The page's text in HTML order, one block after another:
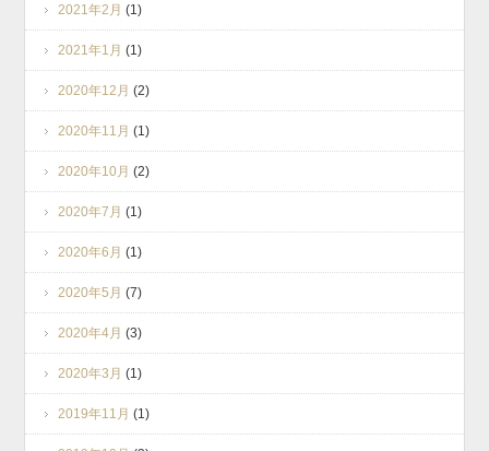
2021年2月 (1)
2021年1月 (1)
2020年12月 (2)
2020年11月 (1)
2020年10月 (2)
2020年7月 (1)
2020年6月 (1)
2020年5月 (7)
2020年4月 (3)
2020年3月 (1)
2019年11月 (1)